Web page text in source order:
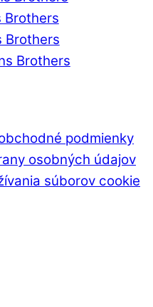
Brothers
Brothers
Brothers
podmienky
osobných údajov
súborov cookie